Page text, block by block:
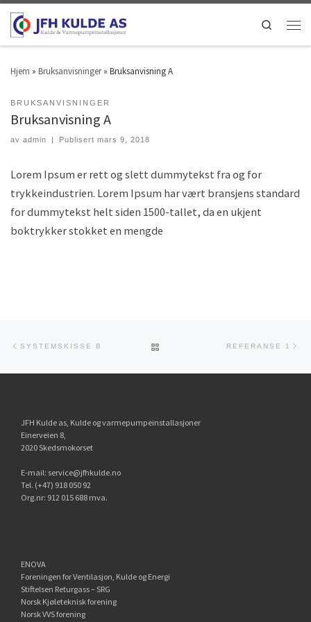
Search
Hjem » Bruksanvisninger » Bruksanvisning A
BRUKSANVISNINGER
Bruksanvisning A
av admin | Publisertmars 9, 2018
Lorem Ipsum er rett og slett dummytekst fra og for
trykkeindustrien. Lorem Ipsum har vært bransjens standard
for dummytekst helt siden 1500-tallet, da en ukjent
boktrykker stokket en mengde
SYSTEMSKISSE B TILBAKE TIL INNLEGGSLISTEN
REFERANSE 1
JFH Kulde as, Kulde og varmepumpeinstallasjoner
Einerveien 8,
2020 Skedsmokorset
E-mail: service@jfhkulde.no
Tel. (+47) 918 050 92
Org.nr: 912 015 688 mva.
ENOVA
Foreningen for Ventilasjon, Kulde og Energi
Stiftelsen Returgass – SRG
Norsk Kjøleteknisk forening
Norsk VVS forening